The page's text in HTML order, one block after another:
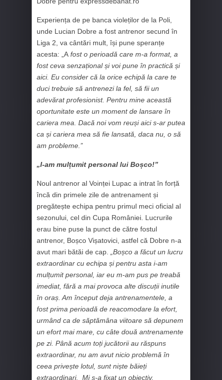
Experiența de pe banca violeților de la Poli,
unde Lucian Dobre a fost antrenor secund în
Liga 2, va cântări mult, își pune speranțe
acesta: „A fost o perioadă care m-a format, a
fost ceva senzațional și voi pune în practică și
aici. Eu consider că la orice echipă la care te
duci trebuie să antrenezi la fel, să fii un
adevărat profesionist. Pentru mine această
oportunitate este un moment de lansare în
cariera mea. Dacă noi vom reuși aici s-ar putea
ca și cariera mea să fie lansată, daca nu, o să
am probleme.”
„I-am mulțumit personal lui Boșco!”
Noul antrenor al Voinței Lupac a intrat în forță
încă din primele zile de antrenament și
pregătește echipa pentru primul meci oficial al
sezonului, cel din Cupa României. Lucrurile
erau bine puse la punct de către fostul
antrenor, Boșco Vișatovici, astfel că Dobre n-a
avut mari bătăi de cap.
„Boșco a făcut un lucru
extraordinar cu echipa și pentru asta i-am
mulțumit personal, iar eu m-am pus pe treabă
imediat, fără a mai provoca alte discuții inutile
în oraș. Am început deja antrenamentele, a
fost prima perioadă de reacomodare la efort,
urmând ca de săptămâna viitoare să depunem
un efort mai mare, cu câte două antrenamente
pe zi. Până acum toți jucătorii au răspuns
extraordinar, nu am avut nicio problemă în
ceea privește lotul, sunt niște băieți
extraordinari. Mi s-a fixat un obiectiv,